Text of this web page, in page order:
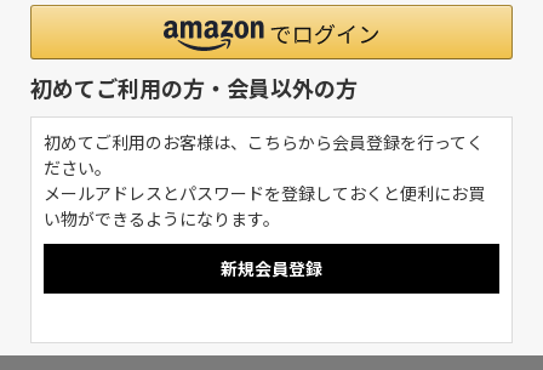
初めてご利用の方・会員以外の方
初めてご利用のお客様は、こちらから会員登録を行ってく
ださい。
メールアドレスとパスワードを登録しておくと便利にお買
い物ができるようになります。